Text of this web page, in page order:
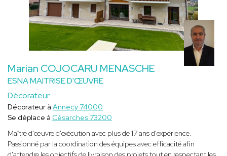
Marian COJOCARU MENASCHE
ESNA MAITRISE D'ŒUVRE
Décorateur
Décorateur à Annecy 74000
Se déplace à Césarches 73200
Maître d'œuvre d'exécution avec plus de 17 ans d'expérience.
Passionné par la coordination des équipes avec efficacité afin